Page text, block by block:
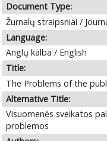
Document Type:
Žurnalų straipsniai /
Language:
Anglų kalba / English
Title:
The Problems of the
Alternative Title:
Visuomenės sveikatos
problemos